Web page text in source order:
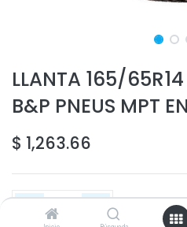
LLANTA 165/
B&P PNEUS MPT
$ 1,263.66